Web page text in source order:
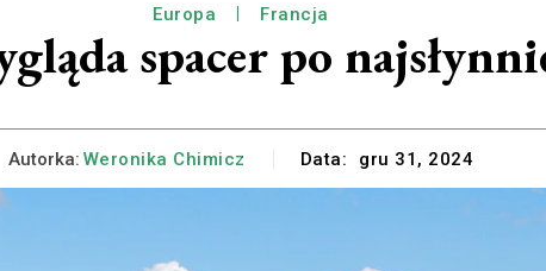
Europa Francja
spacer po
Autorka: Weronika Chimicz Data: gru 31, 2024